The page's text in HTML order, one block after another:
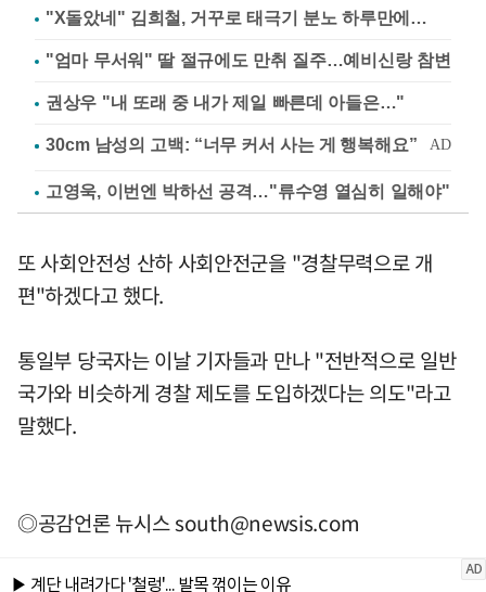
"X돌았네" 김희철, 거꾸로 태극기 분노 하루만에…
"엄마 무서워" 딸 절규에도 만취 질주…예비신랑 참변
권상우 "내 또래 중 내가 제일 빠른데 아들은…"
고영욱, 이번엔 박하선 공격…"류수영 열심히 일해야"
또 사회안전성 산하 사회안전군을 "경찰무력으로 개
편"하겠다고 했다.
통일부 당국자는 이날 기자들과 만나 "전반적으로 일반
국가와 비슷하게 경찰 제도를 도입하겠다는 의도"라고
말했다.
◎공감언론 뉴시스south@newsis.com